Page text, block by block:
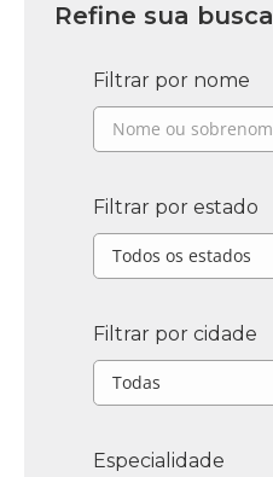
Refine sua busca
Filtrar por nome
Filtrar por estado
Filtrar por cidade
Especialidade